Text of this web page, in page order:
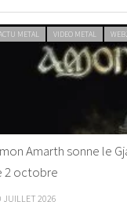
METAL VIDEO METAL
Amarth sonne le
2 octobre
JUILLET 2026